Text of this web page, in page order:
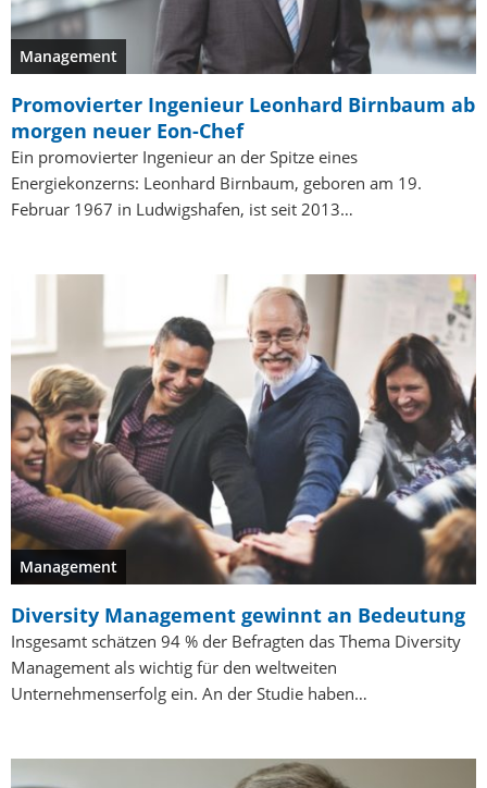
Management
Promovierter Ingenieur Leonhard Birnbaum ab
morgen neuer Eon-Chef
Ein promovierter Ingenieur an der Spitze eines
Energiekonzerns: Leonhard Birnbaum, geboren am 19.
Februar 1967 in Ludwigshafen, ist seit 2013…
Management
Diversity Management gewinnt an Bedeutung
Insgesamt schätzen 94 % der Befragten das Thema Diversity
Management als wichtig für den weltweiten
Unternehmenserfolg ein. An der Studie haben…